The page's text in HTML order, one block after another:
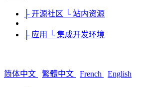
├ 开源社区 └ 站内资源
├ 应用 └ 集成开发环境
简体中文 繁體中文 French English